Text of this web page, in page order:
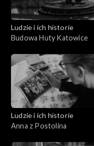
Ludzie i ich historie
Budowa Huty Katowice
Ludzie i ich historie
Anna z Postolina